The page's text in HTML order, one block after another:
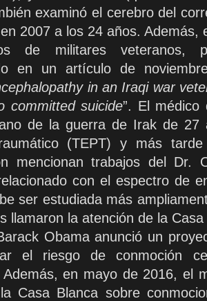
examinó el cerebro del
2007 a los 24 años. Además,
de militares veteranos,
en un artículo de
in an Iraqi war
committed suicide”. El médico
de la guerra de Irak de 27
(TEPT) y más
mencionan trabajos del Dr.
con el espectro de
ser estudiada más
llamaron la atención de la
Obama anunció un
el riesgo de conmoción
en mayo de 2016, el
Casa Blanca sobre